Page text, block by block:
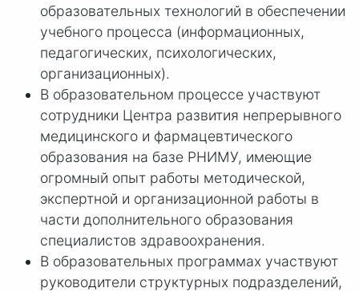
образовательных технологий в обеспечении
учебного процесса (информационных,
педагогических, психологических,
организационных).
В образовательном процессе участвуют
сотрудники Центра развития непрерывного
медицинского и фармацевтического
образования на базе РНИМУ, имеющие
огромный опыт работы методической,
экспертной и организационной работы в
части дополнительного образования
специалистов здравоохранения.
В образовательных программах участвуют
руководители структурных подразделений,